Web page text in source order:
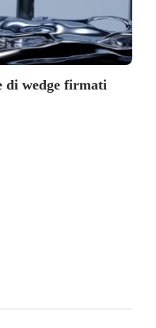
di wedge firmati